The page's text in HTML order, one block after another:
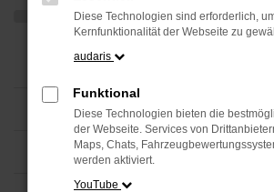
Diese Technologien sind erforderlich,
Kernfunktionalität der Webseite zu
audaris
Funktional
Diese Technologien bieten die
der Webseite. Services von
Maps, Chats,
werden aktiviert.
YouTube